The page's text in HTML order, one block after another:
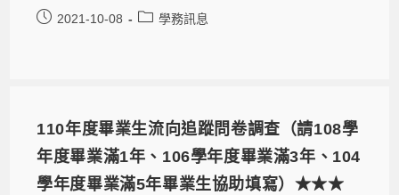
2021-10-08 學務訊息
110年度畢業生流向追蹤問卷調查（請108學
年度畢業滿1年、106學年度畢業滿3年、104
學年度畢業滿5年畢業生協助填寫）★★★